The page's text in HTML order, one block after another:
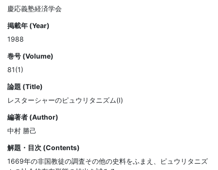
慶応義塾経済学会
掲載年 (Year)
1988
巻号 (Volume)
81(1)
論題 (Title)
レスターシャーのピュウリタニズム(Ⅰ)
編著者 (Author)
中村 勝己
解題・目次 (Contents)
1669年の非国教徒の調査その他の史料をふまえ、ピュウリタニズ